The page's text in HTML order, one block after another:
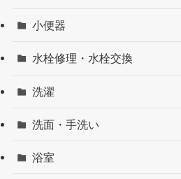
小便器
水栓修理・水栓交換
洗濯
洗面・手洗い
浴室